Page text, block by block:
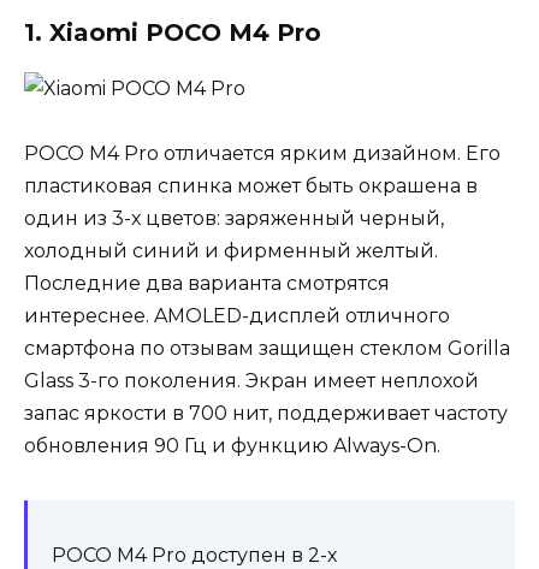
1. Xiaomi POCO M4 Pro
POCO M4 Pro отличается ярким дизайном. Его
пластиковая спинка может быть окрашена в
один из 3-х цветов: заряженный черный,
холодный синий и фирменный желтый.
Последние два варианта смотрятся
интереснее. AMOLED-дисплей отличного
смартфона по отзывам защищен стеклом Gorilla
Glass 3-го поколения. Экран имеет неплохой
запас яркости в 700 нит, поддерживает частоту
обновления 90 Гц и функцию Always-On.
POCO M4 Pro доступен в 2-х